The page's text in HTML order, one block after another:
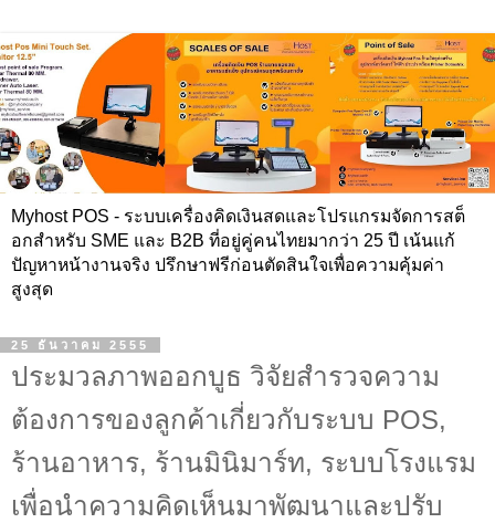
Myhost POS - ระบบเครื่องคิดเงินสดและโปรแกรมจัดการสต็
อกสำหรับ SME และ B2B ที่อยู่คู่คนไทยมากว่า 25 ปี เน้นแก้
ปัญหาหน้างานจริง ปรึกษาฟรีก่อนตัดสินใจเพื่อความคุ้มค่า
สูงสุด
25 ธันวาคม 2555
ประมวลภาพออกบูธ วิจัยสำรวจความ
ต้องการของลูกค้าเกี่ยวกับระบบ POS,
ร้านอาหาร, ร้านมินิมาร์ท, ระบบโรงแรม
เพื่อนำความคิดเห็นมาพัฒนาและปรับ